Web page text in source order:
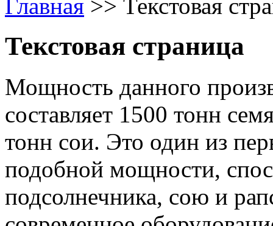
Главная >> Текстовая
Текстовая страница
Мощность данного
составляет 1500 тонн
тонн сои. Это один из
подобной мощности,
подсолнечника, сою и